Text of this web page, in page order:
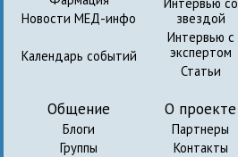
Новости МЕД-инфо
Календарь событий
звездой
Интервью с
экспертом
Статьи
Общение
Блоги
Группы
О проекте
Партнеры
Контакты